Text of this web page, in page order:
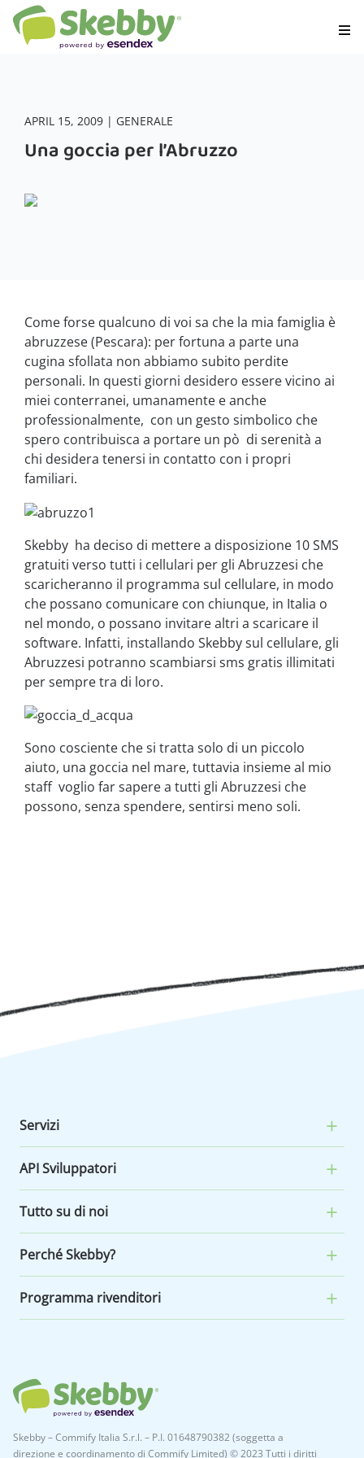
APRIL 15, 2009 | GENERALE
Una goccia per l’Abruzzo
Come forse qualcuno di voi sa che la mia famiglia è
abruzzese (Pescara): per fortuna a parte una
cugina sfollata non abbiamo subito perdite
personali. In questi giorni desidero essere vicino ai
miei conterranei, umanamente e anche
professionalmente, con un gesto simbolico che
spero contribuisca a portare un pò di serenità a
chi desidera tenersi in contatto con i propri
familiari.
Skebby ha deciso di mettere a disposizione 10 SMS
gratuiti verso tutti i cellulari per gli Abruzzesi che
scaricheranno il programma sul cellulare, in modo
che possano comunicare con chiunque, in Italia o
nel mondo, o possano invitare altri a scaricare il
software. Infatti, installando Skebby sul cellulare, gli
Abruzzesi potranno scambiarsi sms gratis illimitati
per sempre tra di loro.
Sono cosciente che si tratta solo di un piccolo
aiuto, una goccia nel mare, tuttavia insieme al mio
staff voglio far sapere a tutti gli Abruzzesi che
possono, senza spendere, sentirsi meno soli.
Servizi
API Sviluppatori
Tutto su di noi
Perché Skebby?
Programma rivenditori
Skebby – Commify Italia S.r.l. – P.I. 01648790382 (soggetta a
direzione e coordinamento di Commify Limited) © 2023 Tutti i diritti